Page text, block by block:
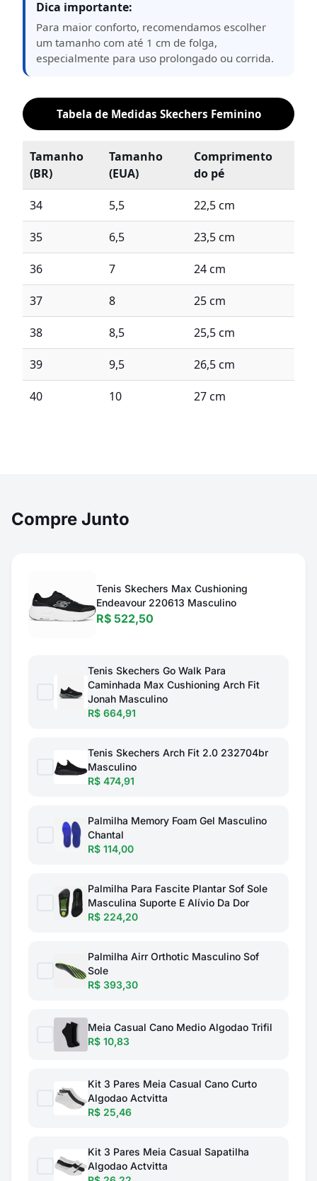
Dica importante:
Para maior conforto, recomendamos escolher
um tamanho com até 1 cm de folga,
especialmente para uso prolongado ou corrida.
Tabela de Medidas Skechers Feminino
Tamanho
(BR)
Tamanho
(EUA)
Comprimento
do pé
34 5,5 22,5 cm
35 6,5 23,5 cm
36 7 24 cm
37 8 25 cm
38 8,5 25,5 cm
39 9,5 26,5 cm
40 10 27 cm
Compre Junto
Tenis Skechers Max Cushioning
Endeavour 220613 Masculino
R$ 522,50
Tenis Skechers Go Walk Para
Caminhada Max Cushioning Arch Fit
Jonah Masculino
R$ 664,91
Tenis Skechers Arch Fit 2.0 232704br
Masculino
R$ 474,91
Palmilha Memory Foam Gel Masculino
Chantal
R$ 114,00
Palmilha Para Fascite Plantar Sof Sole
Masculina Suporte E Alívio Da Dor
R$ 224,20
Palmilha Airr Orthotic Masculino Sof
Sole
R$ 393,30
Meia Casual Cano Medio Algodao Trifil
R$ 10,83
Kit 3 Pares Meia Casual Cano Curto
Algodao Actvitta
R$ 25,46
Kit 3 Pares Meia Casual Sapatilha
Algodao Actvitta